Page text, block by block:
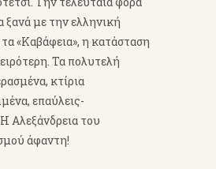
ξανά με την ελληνική
«Καβάφεια», η κατάσταση
Τα πολυτελή
κτίρια
επαύλεις-
Αλεξάνδρεια του
άφαντη!